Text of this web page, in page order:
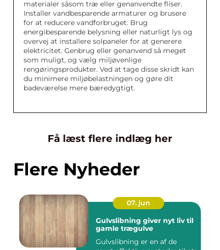
materialer såsom træ eller genanvendte fliser.
Installer vandbesparende armaturer og brusere
for at reducere vandforbruget. Brug
energibesparende belysning eller naturligt lys og
overvej at installere solpaneler for at generere
elektricitet. Genbrug eller genanvend så meget
som muligt, og vælg miljøvenlige
rengøringsprodukter. Ved at tage disse skridt kan
du minimere miljøbelastningen og gøre dit
badeværelse mere bæredygtigt.
Få læst flere indlæg her
Flere Nyheder
07. jun
Gulvslibning giver nyt liv til
gamle trægulve
Gulvslibning er en af de